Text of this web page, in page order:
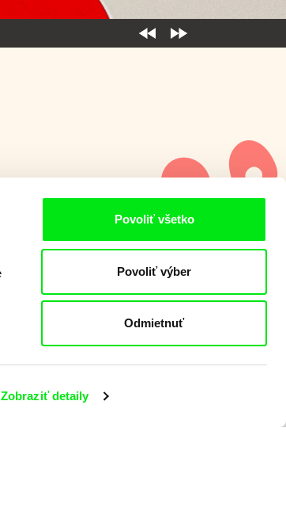
Zobraziť detaily
Povoliť všetko
Povoliť výber
Odmietnuť